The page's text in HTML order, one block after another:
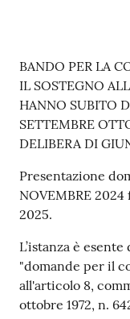
pretorio
Tutti
gli
argomenti...
Seguici
su
Contenuto
BANDO PER LA
IL SOSTEGNO
HANNO SUBITO
SETTEMBRE
DELIBERA DI
Presentazione
NOVEMBRE 2024
2025.
L’istanza è
"domande per il
all'articolo 8,
ottobre 1972, n.